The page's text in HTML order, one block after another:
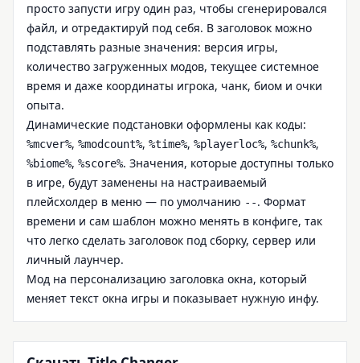
просто запусти игру один раз, чтобы сгенерировался
файл, и отредактируй под себя. В заголовок можно
подставлять разные значения: версия игры,
количество загруженных модов, текущее системное
время и даже координаты игрока, чанк, биом и очки
опыта.
Динамические подстановки оформлены как коды:
%mcver%, %modcount%, %time%, %playerloc%, %chunk%,
%biome%, %score%. Значения, которые доступны только
в игре, будут заменены на настраиваемый
плейсхолдер в меню — по умолчанию --. Формат
времени и сам шаблон можно менять в конфиге, так
что легко сделать заголовок под сборку, сервер или
личный лаунчер.
Мод на персонализацию заголовка окна, который
меняет текст окна игры и показывает нужную инфу.